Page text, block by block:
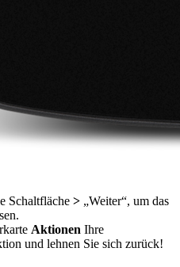
Schaltfläche > „Weiter“, um das
Aktionen Ihre
und lehnen Sie sich zurück!